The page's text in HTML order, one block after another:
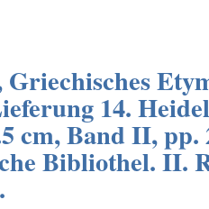
14.
cm, Band II, pp.
Bibliothel. II.